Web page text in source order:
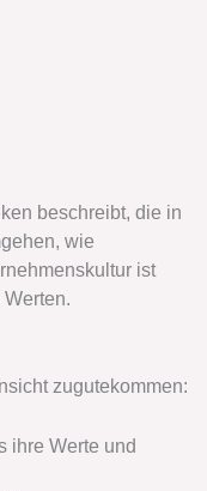
beschreibt, die in
wie
ist
zugutekommen:
ihre Werte und